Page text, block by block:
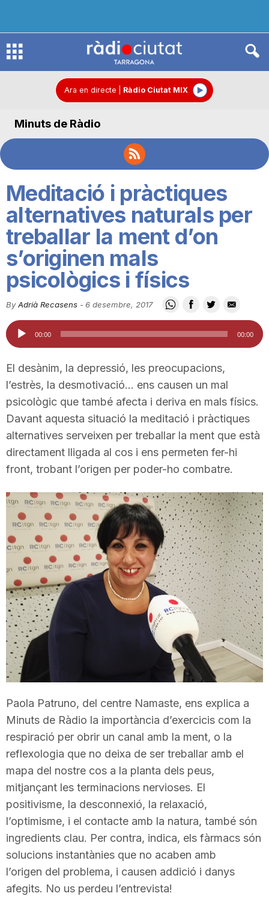
R
d
o
C
i
u
a
t
d
e
T
a
r
r
a
g
o
n
a
Ara en directe Ràdio Ciutat MIX
Minuts de Ràdio
Meditació i pràctiques
alternatives naturals per
treballar la ment d’on
s’originen mals
psicològics i físics
By Adrià Recasens -6 desembre, 2017
Reproductor
d'àudio
00:00 00:00
El desànim, la depressió, les preocupacions,
l’estrès, la desmotivació… ens causen un mal
psicològic que també afecta i deriva en mals físics.
Davant aquesta situació la meditació i pràctiques
alternatives serveixen per treballar la ment que està
directament lligada al cos i ens permeten fer-hi
front, trobant l’origen per poder-ho combatre.
Paola Patruno, del centre Namaste, ens explica a
Minuts de Ràdio la importància d’exercicis com la
respiració per obrir un canal amb la ment, o la
reflexologia que no deixa de ser treballar amb el
mapa del nostre cos a la planta dels peus,
mitjançant les terminacions nervioses. El
positivisme, la desconnexió, la relaxació,
l’optimisme, i el contacte amb la natura, també són
ingredients clau. Per contra, indica, els fàrmacs són
solucions instantànies que no acaben amb
l’origen del problema, i causen addició i danys
afegits. No us perdeu l’entrevista!